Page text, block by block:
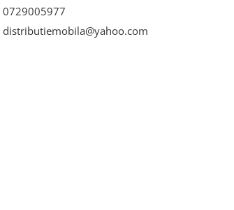
0729005977
distributiemobila@yahoo.com